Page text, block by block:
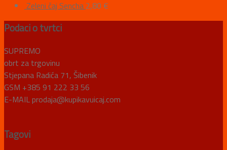
Zeleni čaj Sencha 2,80 €
Podaci o tvrtci
SUPREMO
obrt za trgovinu
Stjepana Radića 71, Šibenik
GSM +385 91 222 33 56
E-MAIL prodaja@kupikavuicaj.com
Tagovi